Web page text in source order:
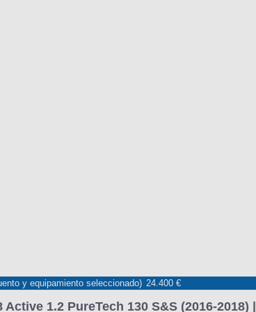
Precios, datos y equipamientos